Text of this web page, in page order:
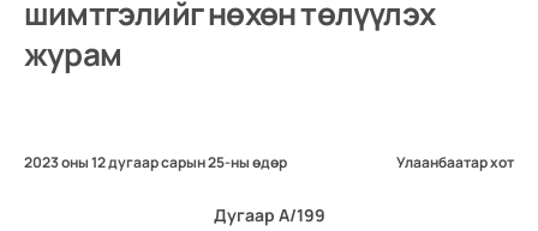
шимтгэлийг нөхөн төлүүлэх
журам
2023 оны 12 дугаар сарын 25-ны өдөр Улаанбаатар хот
Дугаар А/199